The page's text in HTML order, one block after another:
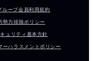
ループ会員利用規約
勢力排除ポリシー
ュリティ基本方針
ーハラスメントポリシー